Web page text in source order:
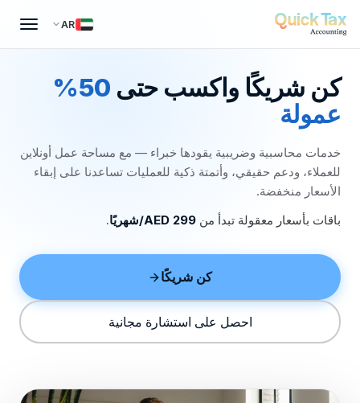
AR
كن شريكًا واكسب حتى
50%
عمولة
خدمات محاسبية وضريبية يقودها خبراء — مع مساحة عمل أونلاين
للعملاء، ودعم حقيقي، وأتمتة ذكية للعمليات تساعدنا على إبقاء
الأسعار منخفضة.
باقات بأسعار معقولة تبدأ من AED 299/شهريًا .
كن شريكًا
احصل على استشارة مجانية